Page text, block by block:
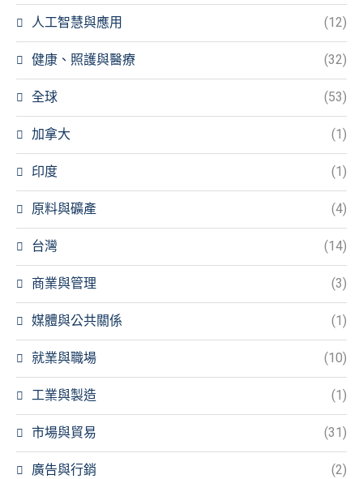
人工智慧與應用 (12)
健康、照護與醫療 (32)
全球 (53)
加拿大 (1)
印度 (1)
原料與礦產 (4)
台灣 (14)
商業與管理 (3)
媒體與公共關係 (1)
就業與職場 (10)
工業與製造 (1)
市場與貿易 (31)
廣告與行銷 (2)